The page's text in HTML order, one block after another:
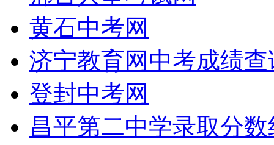
黄石中考网
济宁教育网中考成绩查
登封中考网
昌平第二中学录取分数